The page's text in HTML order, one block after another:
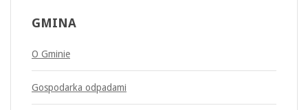
GMINA
O Gminie
Gospodarka odpadami